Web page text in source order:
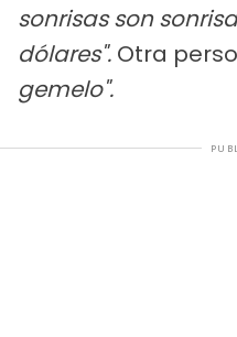
sonrisas son
dólares". Otra
gemelo".